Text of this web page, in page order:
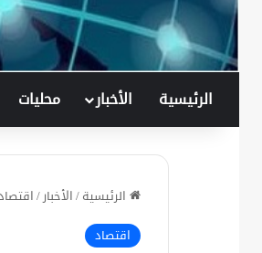
الرئيسية الأخبار محليات
الرئيسية/الأخبار/
اقتصاد